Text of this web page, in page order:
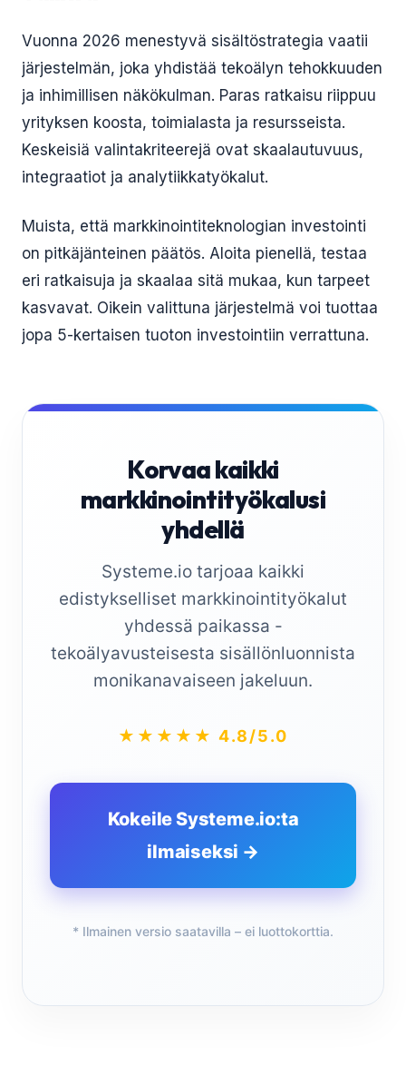
Vuonna 2026 menestyvä sisältöstrategia vaatii
järjestelmän, joka yhdistää tekoälyn tehokkuuden
ja inhimillisen näkökulman. Paras ratkaisu riippuu
yrityksen koosta, toimialasta ja resursseista.
Keskeisiä valintakriteerejä ovat skaalautuvuus,
integraatiot ja analytiikkatyökalut.
Muista, että markkinointiteknologian investointi
on pitkäjänteinen päätös. Aloita pienellä, testaa
eri ratkaisuja ja skaalaa sitä mukaa, kun tarpeet
kasvavat. Oikein valittuna järjestelmä voi tuottaa
jopa 5-kertaisen tuoton investointiin verrattuna.
Korvaa kaikki
markkinointityökalusi
yhdellä
Systeme.io tarjoaa kaikki
edistykselliset markkinointityökalut
yhdessä paikassa -
tekoälyavusteisesta sisällönluonnista
monikanavaiseen jakeluun.
★★★★★ 4.8/5.0
Kokeile Systeme.io:ta
ilmaiseksi →
* Ilmainen versio saatavilla – ei luottokorttia.